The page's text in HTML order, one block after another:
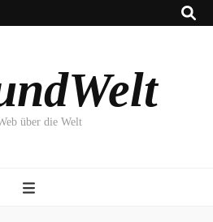
über die Welt